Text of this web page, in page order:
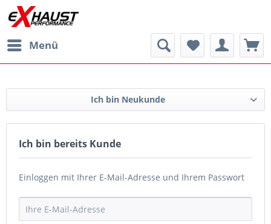
Menü
Ich bin Neukunde
Ich bin bereits Kunde
Einloggen mit Ihrer E-Mail-Adresse und Ihrem Passwort